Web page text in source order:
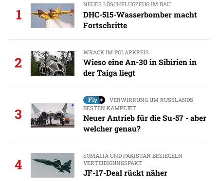
1
NEUES LÖSCHFLUGZEUG IM BAU
DHC-515-Wasserbomber macht
Fortschritte
2
WRACK IM POLARKREIS
Wieso eine An-30 in Sibirien in
der Taiga liegt
3
VERWIRRUNG UM RUSSLANDS
BESTEN KAMPFJET
Neuer Antrieb für die Su-57 - aber
welcher genau?
4
SOMALIA UND PAKISTAN BESIEGELN
VERTEIDIGUNGSPAKT
JF-17-Deal rückt näher